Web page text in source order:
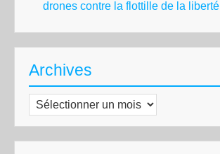
drones contre la flottille de la liberté
Archives
Archives